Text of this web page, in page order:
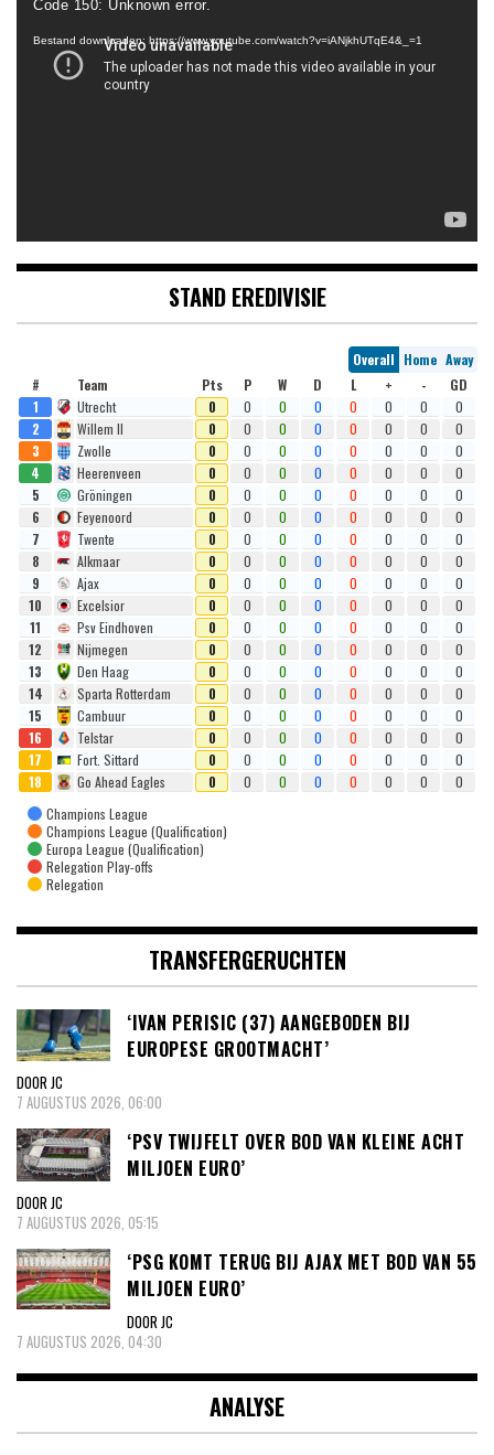
Code 150: Unknown error.
Bestand downloaden: https://www.youtube.com/watch?v=iANjkhUTqE4&_=1
STAND EREDIVISIE
Overall Home Away
#
Team Pts P W D L + -
GD
1
Utrecht 0 0 0 0 0 0 0
0
2
Willem II 0 0 0 0 0 0 0
0
3
Zwolle 0 0 0 0 0 0 0
0
4
Heerenveen 0 0 0 0 0 0 0
0
5
Gröningen 0 0 0 0 0 0 0
0
6
Feyenoord 0 0 0 0 0 0 0
0
7
Twente 0 0 0 0 0 0 0
0
8
Alkmaar 0 0 0 0 0 0 0
0
9
Ajax 0 0 0 0 0 0 0
0
10
Excelsior 0 0 0 0 0 0 0
0
11
Psv Eindhoven 0 0 0 0 0 0 0
0
12
Nijmegen 0 0 0 0 0 0 0
0
13
Den Haag 0 0 0 0 0 0 0
0
14
Sparta Rotterdam 0 0 0 0 0 0 0
0
15
Cambuur 0 0 0 0 0 0 0
0
16
Telstar 0 0 0 0 0 0 0
0
17
Fort. Sittard 0 0 0 0 0 0 0
0
18
Go Ahead Eagles 0 0 0 0 0 0 0
0
Champions League
Champions League (Qualification)
Europa League (Qualification)
Relegation Play-offs
Relegation
TRANSFERGERUCHTEN
‘IVAN PERISIC (37) AANGEBODEN BIJ
EUROPESE GROOTMACHT’
DOOR JC
7 AUGUSTUS 2026, 06:00
‘PSV TWIJFELT OVER BOD VAN KLEINE ACHT
MILJOEN EURO’
DOOR JC
7 AUGUSTUS 2026, 05:15
‘PSG KOMT TERUG BIJ AJAX MET BOD VAN 55
MILJOEN EURO’
DOOR JC
7 AUGUSTUS 2026, 04:30
ANALYSE